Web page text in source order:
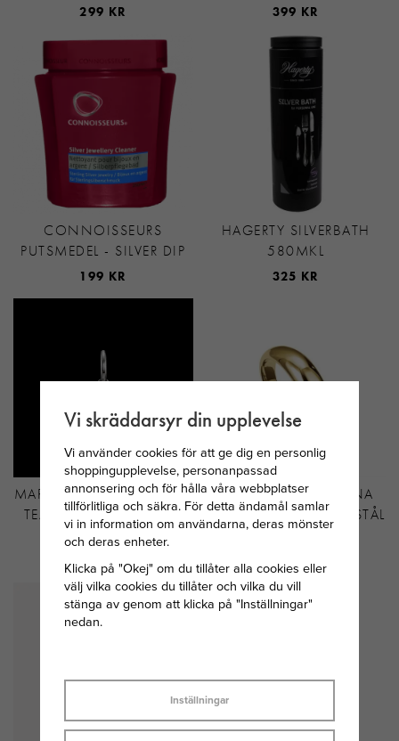
299 KR 399 KR
CONNOISSEURS
PUTSMEDEL - SILVER DIP
199 KR
HAGERTY SILVERBATH
580MKL
325 KR
MARIA NILSDOTTER PEARL
TEAR ÖRHÄNGE SILVER
MED PÄRLA
1 995 KR
ASTRID&AGNES ALINA
RING GULDPLÄTERAT STÅL
449 KR
Vi skräddarsyr din upplevelse
Vi använder cookies för att ge dig en personlig
shoppingupplevelse, personanpassad
annonsering och för hålla våra webbplatser
tillförlitliga och säkra. För detta ändamål samlar
vi in information om användarna, deras mönster
och deras enheter.
Klicka på "Okej" om du tillåter alla cookies eller
välj vilka cookies du tillåter och vilka du vill
stänga av genom att klicka på "Inställningar"
nedan.
Inställningar